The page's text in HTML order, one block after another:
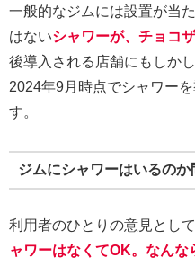
一般的なジムには設置が当
はないシャワーが、チョコ
後導入される店舗にもしか
2024年9月時点でシャワー
す。
ジムにシャワーはいるのか
利用者のひとりの意見とし
ャワーはなくてOK。なん